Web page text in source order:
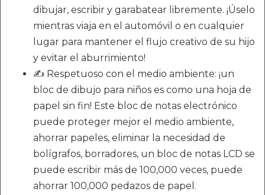
dibujar, escribir y garabatear libremente. ¡Úselo
mientras viaja en el automóvil o en cualquier
lugar para mantener el flujo creativo de su hijo
y evitar el aburrimiento!
✍ Respetuoso con el medio ambiente: ¡un
bloc de dibujo para niños es como una hoja de
papel sin fin! Este bloc de notas electrónico
puede proteger mejor el medio ambiente,
ahorrar papeles, eliminar la necesidad de
bolígrafos, borradores, un bloc de notas LCD se
puede escribir más de 100,000 veces, puede
ahorrar 100,000 pedazos de papel.